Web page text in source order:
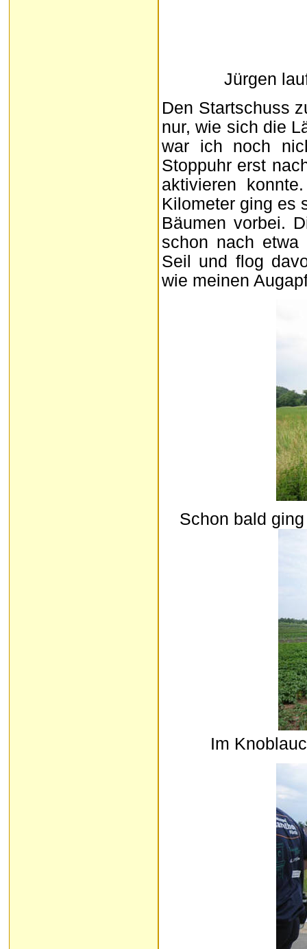
Jürgen
Den Startschuss
nur, wie sich die
war ich noch
Stoppuhr erst
aktivieren
Kilometer ging es
Bäumen vorbei.
schon nach
Seil und flog
wie meinen
Schon bald
Im